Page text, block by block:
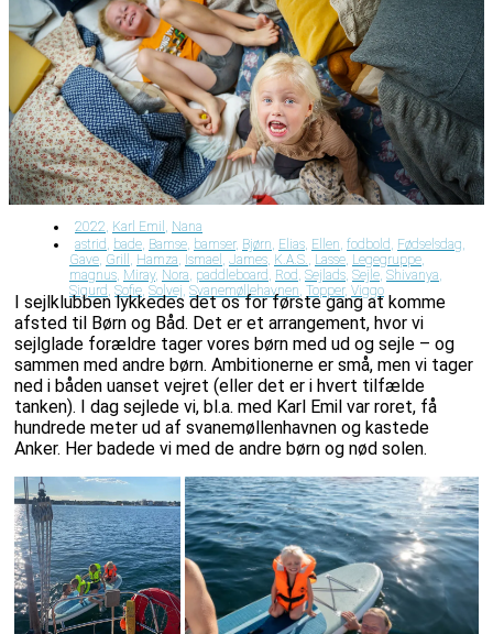
2022, Karl Emil , Nana
astrid, bade, Bamse, bamser, Bjørn, Elias, Ellen, fodbold, Fødselsdag,
Gave, Grill , Hamza, Ismael , James, K.A.S., Lasse, Legegruppe,
magnus, Miray, Nora, paddleboard, Rod, Sejlads, Sejle, Shivanya,
Sigurd, Sofie, Solvej, Svanemøllehavnen, Topper, Viggo
I sejlklubben lykkedes det os for første gang at komme
afsted til Børn og Båd. Det er et arrangement, hvor vi
sejlglade forældre tager vores børn med ud og sejle – og
sammen med andre børn. Ambitionerne er små, men vi tager
ned i båden uanset vejret (eller det er i hvert tilfælde
tanken). I dag sejlede vi, bl.a. med Karl Emil var roret, få
hundrede meter ud af svanemøllenhavnen og kastede
Anker. Her badede vi med de andre børn og nød solen.